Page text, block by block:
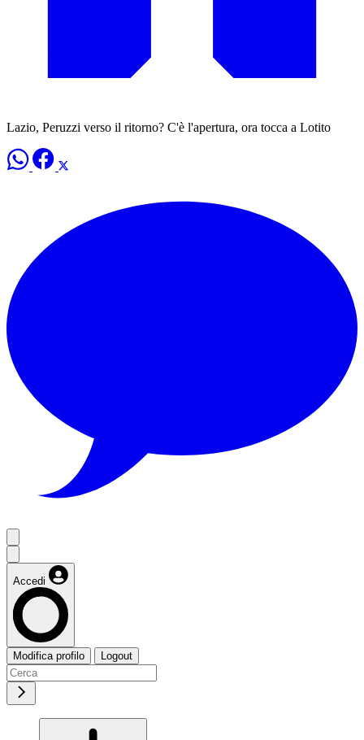
Lazio, Peruzzi verso il ritorno? C'è l'apertura, ora tocca a Lotito
Accedi
Modifica profilo Logout